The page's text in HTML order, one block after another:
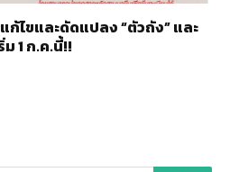
ก้ไขและดัดแปลง “ตัวถัง” และ
ม 1 ก.ค.นี้!!